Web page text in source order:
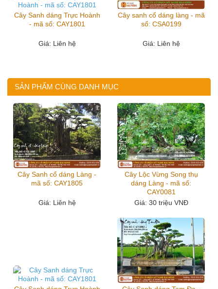
Cây Sanh dáng Trực Hoành
- mã số: CAY1801
Giá: Liên hệ
Cây sanh cổ dáng làng - mã
số: CSA0199
Giá: Liên hệ
SẢN PHẨM CÙNG DANH MỤC
Cây Sanh cổ dáng Làng -
mã số: CAY1805
Giá: Liên hệ
Cây Lộc Vừng Song thụ
dáng Làng - mã số:
CAY0081
Giá: 30 triệu VNĐ